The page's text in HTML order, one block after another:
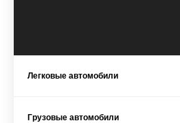
Легковые автомобили
Грузовые автомобили